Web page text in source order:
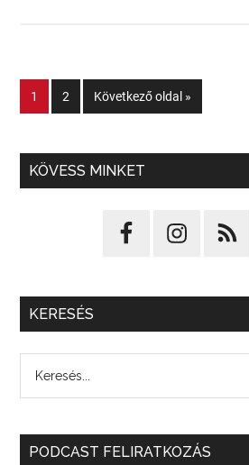
1 2 Következő oldal »
KÖVESS MINKET
KERESÉS
PODCAST FELIRATKOZÁS